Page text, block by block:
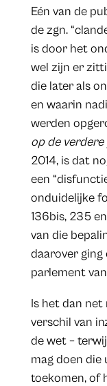
Eén van de
de zgn.
is door het
wel zijn er
die later als
en waarin
werden
op de
2014, is dat
een
onduidelijke
136bis, 235
van die
daarover ging
parlement van
Is het dan net
verschil van
de wet –
mag doen
toekomen, of